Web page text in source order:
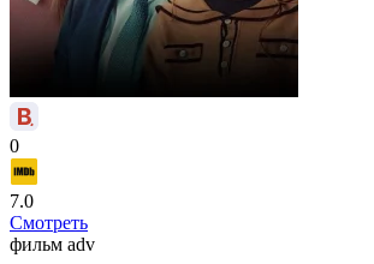
0
7.0
Смотреть
фильм adv